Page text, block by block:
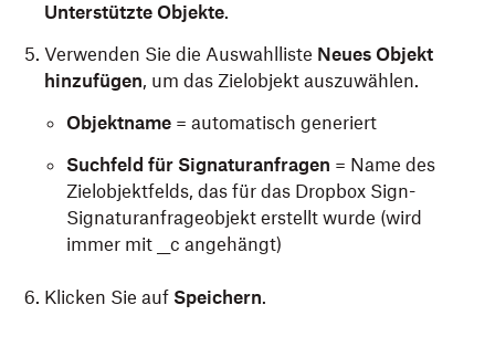
Unterstützte Objekte.
Verwenden Sie die Auswahlliste Neues Objekt
hinzufügen, um das Zielobjekt auszuwählen.
Objektname = automatisch generiert
Suchfeld für Signaturanfragen = Name des
Zielobjektfelds, das für das Dropbox Sign-
Signaturanfrageobjekt erstellt wurde (wird
immer mit __c angehängt)
Klicken Sie auf Speichern.